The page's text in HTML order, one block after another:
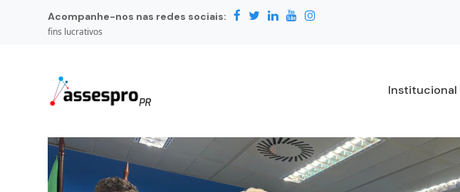
Acompanhe-nos nas redes sociais:
fins lucrativos
Institucional